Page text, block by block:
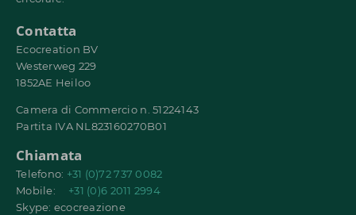
Contatta
Ecocreation BV
Westerweg 229
1852AE Heiloo
Camera di Commercio n. 51224143
Partita IVA NL823160270B01
Chiamata
Telefono: +31 (0)72 737 0082
Mobile: +31 (0)6 2011 2994
Skype: ecocreazione